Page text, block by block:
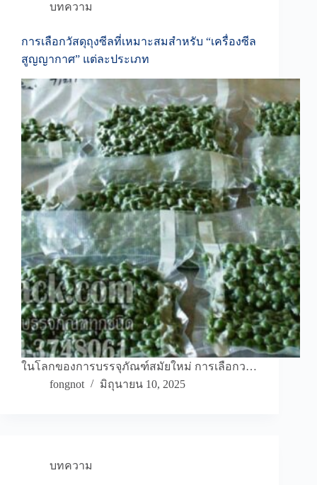
บทความ
การเลือกวัสดุถุงซีลที่เหมาะสมสำหรับ “เครื่องซีล
สูญญากาศ” แต่ละประเภท
ในโลกของการบรรจุภัณฑ์สมัยใหม่ การเลือกว…
fongnot
มิถุนายน 10, 2025
บทความ